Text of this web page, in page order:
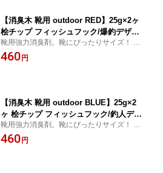
【消臭木 靴用 outdoor RED】25g×2ヶ
桧チップ フィッシュフック/爆釣デザイ
ン 靴専用の消臭剤 アウトドア仕様 ブー
ツ 長靴 ウェーダー 靴 釣り サーフ 砂浜
靴用強力消臭剤。靴にぴったりサイズ！ ア
ウトドア専用 キャンプや釣りなど、ブー
ツ、長靴、ウェーダーなどの消臭に 不織布
460 円
【消臭木 靴用 outdoor BLUE】25g×2
ヶ 桧チップ フィッシュフック/釣人デザ
イン 靴専用の消臭剤 アウトドア仕様 ブ
ーツ 長靴 ウェーダー 靴 釣り サーフ 砂
靴用強力消臭剤。靴にぴったりサイズ！ ア
ウトドア専用 キャンプや釣りなど、ブー
ツ、長靴、ウェーダーなどの消臭に 不織布
460 円